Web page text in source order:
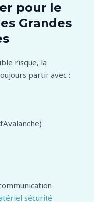
pour le
Grandes
risque, la
partir avec :
sécurité